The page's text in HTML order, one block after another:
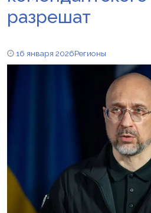
разрешат
16 января 2026Регионы